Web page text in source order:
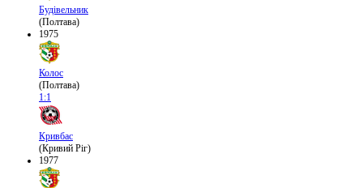
Будівельник
(Полтава)
1975
Колос
(Полтава)
1:1
Кривбас
(Кривий Ріг)
1977